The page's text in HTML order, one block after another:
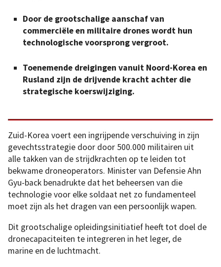
Door de grootschalige aanschaf van
commerciële en militaire drones wordt hun
technologische voorsprong vergroot.
Toenemende dreigingen vanuit Noord-Korea en
Rusland zijn de drijvende kracht achter die
strategische koerswijziging.
Zuid-Korea voert een ingrijpende verschuiving in zijn
gevechtsstrategie door door 500.000 militairen uit
alle takken van de strijdkrachten op te leiden tot
bekwame droneoperators. Minister van Defensie Ahn
Gyu-back benadrukte dat het beheersen van die
technologie voor elke soldaat net zo fundamenteel
moet zijn als het dragen van een persoonlijk wapen.
Dit grootschalige opleidingsinitiatief heeft tot doel de
dronecapaciteiten te integreren in het leger, de
marine en de luchtmacht.